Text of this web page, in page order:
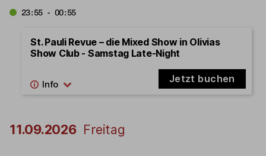
23:55 - 00:55
St. Pauli Revue – die Mixed Show in Olivias
Show Club - Samstag Late-Night
Jetzt buchen
11.09.2026 Freitag